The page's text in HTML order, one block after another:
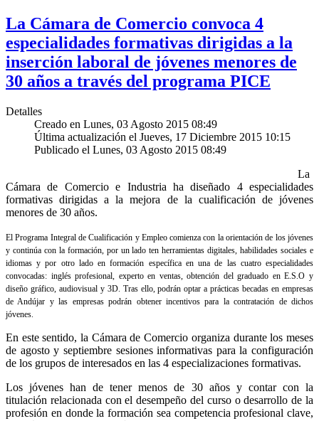
La Cámara de Comercio convoca 4
especialidades formativas dirigidas a la
inserción laboral de jóvenes menores de
30 años a través del programa PICE
Detalles
Creado en Lunes, 03 Agosto 2015 08:49
Última actualización el Jueves, 17 Diciembre 2015 10:15
Publicado el Lunes, 03 Agosto 2015 08:49
La
Cámara de Comercio e Industria ha diseñado 4 especialidades
formativas dirigidas a la mejora de la cualificación de jóvenes
menores de 30 años.
El Programa Integral de Cualificación y Empleo comienza con la orientación de los jóvenes
y continúa con la formación, por un lado ten herramientas digitales, habilidades sociales e
idiomas y por otro lado en formación específica en una de las cuatro especialidades
convocadas: inglés profesional, experto en ventas, obtención del graduado en E.S.O y
diseño gráfico, audiovisual y 3D. Tras ello, podrán optar a prácticas becadas en empresas
de Andújar y las empresas podrán obtener incentivos para la contratación de dichos
jóvenes.
En este sentido, la Cámara de Comercio organiza durante los meses
de agosto y septiembre sesiones informativas para la configuración
de los grupos de interesados en las 4 especializaciones formativas.
Los jóvenes han de tener menos de 30 años y contar con la
titulación relacionada con el desempeño del curso o desarrollo de la
profesión en donde la formación sea competencia profesional clave,